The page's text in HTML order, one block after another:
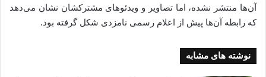
آن‌ها منتشر نشده، اما تصاویر و ویدئوهای مشترکشان نشان می‌دهد
که رابطه آن‌ها پیش از اعلام رسمی نامزدی شکل گرفته بود.
نوشته های مشابه